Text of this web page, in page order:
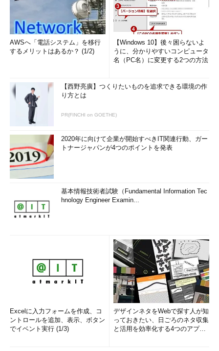
AWSへ「電話システム」を移行
するメリットはあるか？ (1/2)
【Windows 10】後々困らないよ
うに、分かりやすいコンピュータ
名（PC名）に変更する2つの方法
【西野亮廣】つくりたいものを追求できる環境の作
り方とは
PR(FINCHI on GOETHE)
2020年に向けて企業が開始すべきIT関連行動、ガー
トナージャパンが4つのポイントを発表
基本情報技術者試験（Fundamental Information Tec
hnology Engineer Examin...
Excelに入力フォームを作成、コ
ントロールを追加、表示、ボタン
でイベント実行 (1/3)
デザインネタをWebで探す人が知
っておきたい、日ごろのネタ収集
と活用を効率化する4つのアプリ